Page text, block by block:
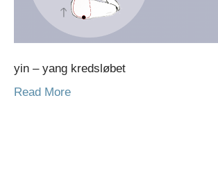
yin – yang kredsløbet
Read More